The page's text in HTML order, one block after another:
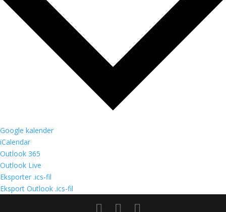
Google kalender
iCalendar
Outlook 365
Outlook Live
Eksporter .ics-fil
Eksport Outlook .ics-fil